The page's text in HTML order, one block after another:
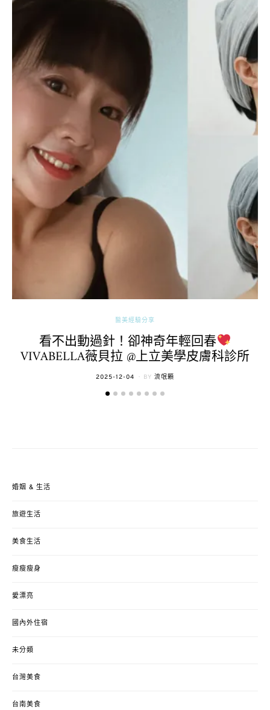
醫美經驗分享
看不出動過針！卻神奇年輕回春
VIVABELLA薇貝拉 @上立美學皮膚科診所
POSTED
2025-12-04 BY 流氓顆
婚姻 & 生活
旅遊生活
美食生活
瘦瘦瘦身
愛漂亮
國內外住宿
未分類
台灣美食
台南美食